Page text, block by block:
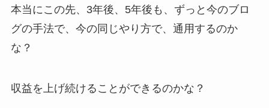
本当にこの先、3年後、5年後も、ずっと今のブロ
グの手法で、今の同じやり方で、通用するのか
な？
収益を上げ続けることができるのかな？